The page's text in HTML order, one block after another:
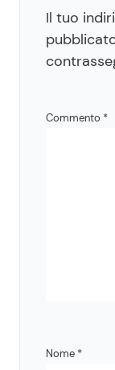
Il tuo
Commento *
Nome *